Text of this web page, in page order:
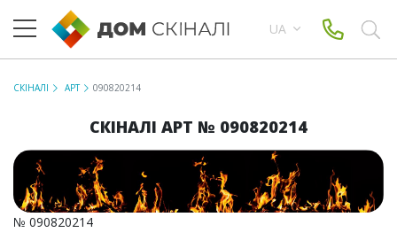
UA
СКІНАЛІ АРТ 090820214
СКІНАЛІ АРТ № 090820214
№ 090820214